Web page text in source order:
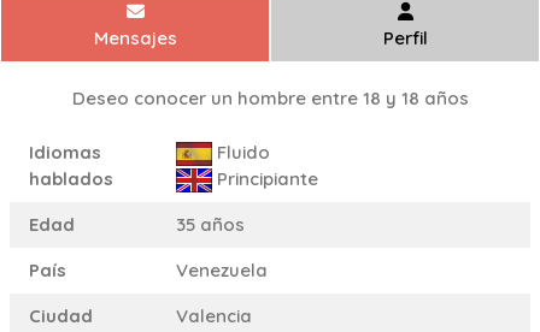
Mensajes Perfil
Deseo conocer un hombre entre 18 y 18 años
Idiomas
hablados
Fluido
Principiante
Edad
35 años
País
Venezuela
Ciudad
Valencia